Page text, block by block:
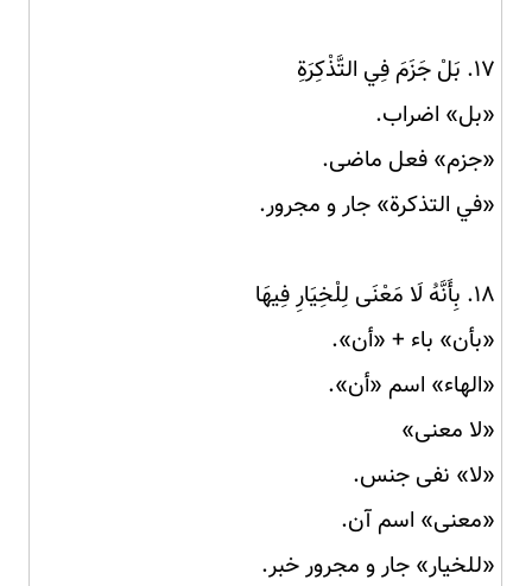
۱۷. بَلْ جَزَمَ فِي التَّذْكِرَةِ
«بل» اضراب.
«جزم» فعل ماضی.
«في التذكرة» جار و مجرور.
۱۸. بِأَنَّهُ لَا مَعْنَى لِلْخِيَارِ فِيهَا
«بأن» باء + «أن».
«الهاء» اسم «أن».
«لا معنى»
«لا» نفی جنس.
«معنى» اسم آن.
«للخيار» جار و مجرور خبر.